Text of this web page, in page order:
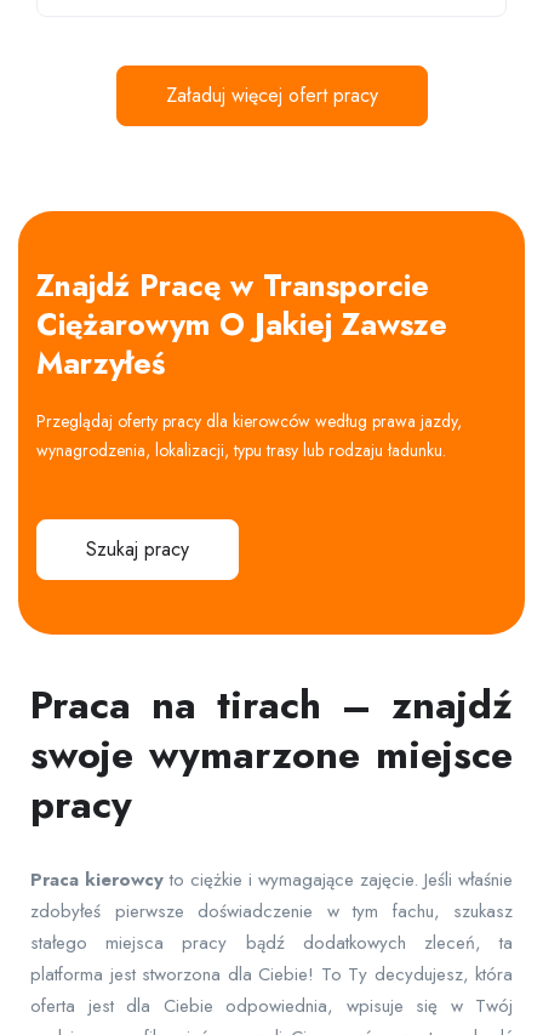
Załaduj więcej ofert pracy
Znajdź Pracę w Transporcie
Ciężarowym O Jakiej Zawsze
Marzyłeś
Przeglądaj oferty pracy dla kierowców według prawa jazdy,
wynagrodzenia, lokalizacji, typu trasy lub rodzaju ładunku.
Szukaj pracy
Praca na tirach – znajdź
swoje wymarzone miejsce
pracy
Praca kierowcyto ciężkie i wymagające zajęcie. Jeśli właśnie
zdobyłeś pierwsze doświadczenie w tym fachu, szukasz
stałego miejsca pracy bądź dodatkowych zleceń, ta
platforma jest stworzona dla Ciebie! To Ty decydujesz, która
oferta jest dla Ciebie odpowiednia, wpisuje się w Twój